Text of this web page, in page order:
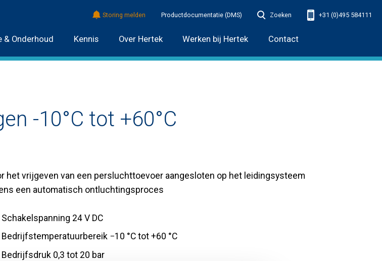
& Onderhoud Kennis Over Hertek Werken bij Hertek Contact
Storing melden Productdocumentatie (DMS) Zoeken +31 (0)495 584111
-10°C tot +60°C
het vrijgeven van een persluchttoevoer aangesloten op het leidingsysteem
een automatisch ontluchtingsproces
Schakelspanning 24 V DC
Bedrijfstemperatuurbereik −10 °C tot +60 °C
Bedrijfsdruk 0,3 tot 20 bar